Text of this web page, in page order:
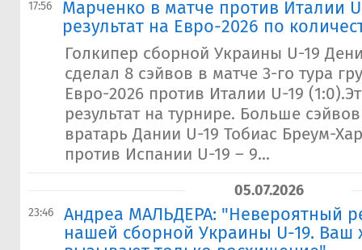
17:56
Марченко в матче против Италии
результат на Евро-2026 по
Голкипер сборной Украины U-19
сделал 8 сэйвов в матче 3-го тура
Евро-2026 против Италии U-19
результат на турнире. Больше
вратарь Дании U-19 Тобиас Бреум-
против Испании U-19 – 9...
05.07.2026
23:46
Андреа МАЛЬДЕРА: "​Невероятный
нашей сборной Украины U-19. Ваш